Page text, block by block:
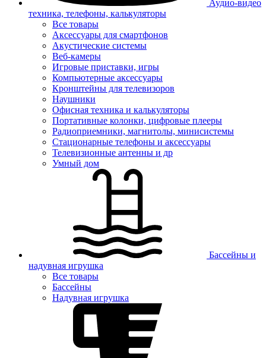
Аудио-видео
техника, телефоны, калькуляторы
Все товары
Аксессуары для смартфонов
Акустические системы
Веб-камеры
Игровые приставки, игры
Компьютерные аксессуары
Кронштейны для телевизоров
Наушники
Офисная техника и калькуляторы
Портативные колонки, цифровые плееры
Радиоприемники, магнитолы, минисистемы
Стационарные телефоны и аксессуары
Телевизионные антенны и др
Умный дом
Бассейны и
надувная игрушка
Все товары
Бассейны
Надувная игрушка